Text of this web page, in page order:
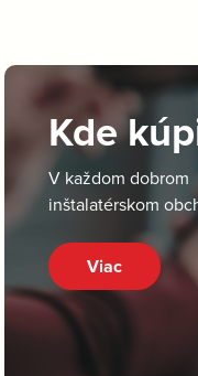
Kde
V každom dobrom
inštalatérskom
Viac